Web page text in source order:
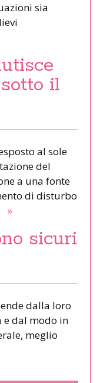
sia
il
al sole
del
a una fonte
di disturbo
»
sicuri
dalla loro
e dal modo in
meglio